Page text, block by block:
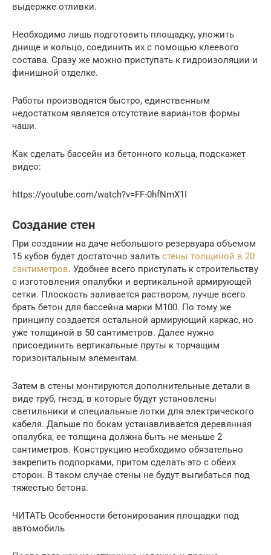
выдержке отливки.
Необходимо лишь подготовить площадку, уложить
днище и кольцо, соединить их с помощью клеевого
состава. Сразу же можно приступать к гидроизоляции и
финишной отделке.
Работы производятся быстро, единственным
недостатком является отсутствие вариантов формы
чаши.
Как сделать бассейн из бетонного кольца, подскажет
видео:
https://youtube.com/watch?v=FF-0hfNmX1I
Создание стен
При создании на даче небольшого резервуара объемом
15 кубов будет достаточно залить стены толщиной в 20
сантиметров. Удобнее всего приступать к строительству
с изготовления опалубки и вертикальной армирующей
сетки. Плоскость заливается раствором, лучше всего
брать бетон для бассейна марки М100. По тому же
принципу создается остальной армирующий каркас, но
уже толщиной в 50 сантиметров. Далее нужно
присоединить вертикальные пруты к торчащим
горизонтальным элементам.
Затем в стены монтируются дополнительные детали в
виде труб, гнезд, в которые будут установлены
светильники и специальные лотки для электрического
кабеля. Дальше по бокам устанавливается деревянная
опалубка, ее толщина должна быть не меньше 2
сантиметров. Конструкцию необходимо обязательно
закрепить подпорками, притом сделать это с обеих
сторон. В таком случае стены не будут выгибаться под
тяжестью бетона.
ЧИТАТЬ Особенности бетонирования площадки под
автомобиль